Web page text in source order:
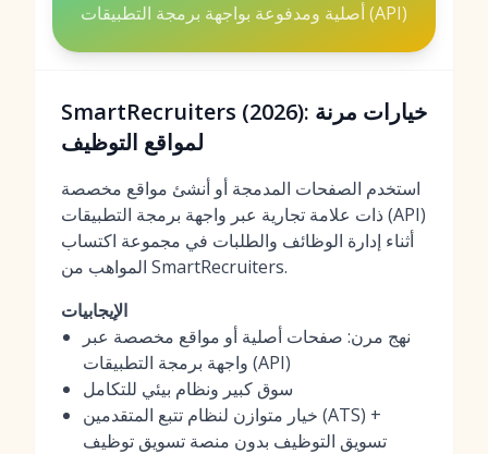
أصلية ومدفوعة بواجهة برمجة التطبيقات (API)
SmartRecruiters (2026): خيارات مرنة
لمواقع التوظيف
استخدم الصفحات المدمجة أو أنشئ مواقع مخصصة
ذات علامة تجارية عبر واجهة برمجة التطبيقات (API)
أثناء إدارة الوظائف والطلبات في مجموعة اكتساب
المواهب من SmartRecruiters.
الإيجابيات
نهج مرن: صفحات أصلية أو مواقع مخصصة عبر
واجهة برمجة التطبيقات (API)
سوق كبير ونظام بيئي للتكامل
خيار متوازن لنظام تتبع المتقدمين (ATS) +
تسويق التوظيف بدون منصة تسويق توظيف